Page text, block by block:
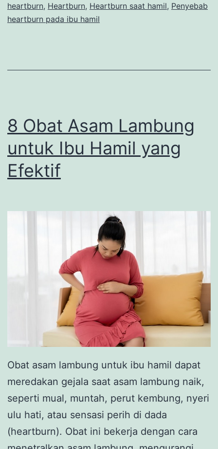
heartburn, Heartburn, Heartburn saat hamil, Penyebab
heartburn pada ibu hamil
8 Obat Asam Lambung
untuk Ibu Hamil yang
Efektif
Obat asam lambung untuk ibu hamil dapat
meredakan gejala saat asam lambung naik,
seperti mual, muntah, perut kembung, nyeri
ulu hati, atau sensasi perih di dada
(heartburn). Obat ini bekerja dengan cara